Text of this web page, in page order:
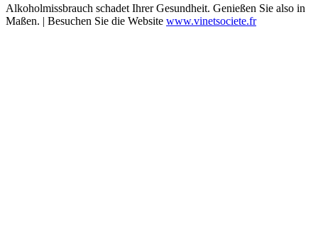
Alkoholmissbrauch schadet Ihrer Gesundheit. Genießen Sie also in
Maßen. | Besuchen Sie die Website www.vinetsociete.fr